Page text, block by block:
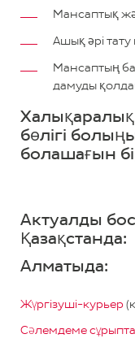
Мансаптық
Ашық әрі
Мансаптың
дамуды
бөлігі
болашағын
Актуалды
Қазақстанда:
Алматыда:
Жүргізуші-курьер
Сәлемдеме